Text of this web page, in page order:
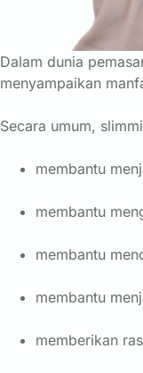
Dalam dunia
menyampaikan
Secara umum,
membantu
membantu
membantu
membantu
memberikan